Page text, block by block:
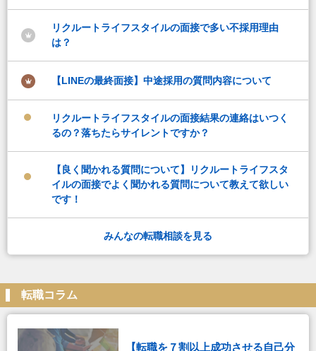
リクルートライフスタイルの面接で多い不採用理由
は？
【LINEの最終面接】中途採用の質問内容について
リクルートライフスタイルの面接結果の連絡はいつく
るの？落ちたらサイレントですか？
【良く聞かれる質問について】リクルートライフスタ
イルの面接でよく聞かれる質問について教えて欲しい
です！
みんなの転職相談を見る
転職コラム
【転職を７割以上成功させる自己分